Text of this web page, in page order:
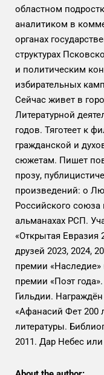
областном
аналитиком в
органах
структурах
и политическим
избирательных
Сейчас живет в
Литературной
годов. Тяготеет к
гражданской и
сюжетам. Пишет
прозу,
произведений: о
Российского
альманахах РСП.
«Открытая Евразия
друзей 2023, 2024,
премии «Наследие»
премии «Поэт
Гильдии.
«Афанасий Фет 200
литературы.
2011. Дар Небес